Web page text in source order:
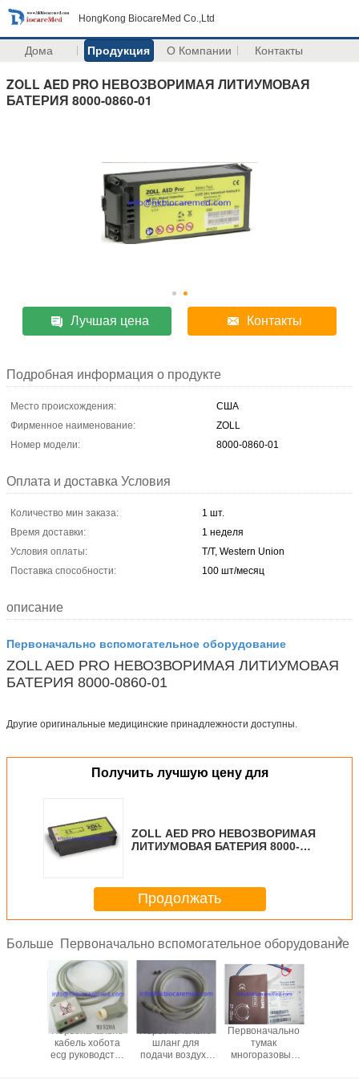
HongKong BiocareMed Co.,Ltd
Дома Продукция О Компании Контакты
ZOLL AED PRO НЕВОЗВОРИМАЯ ЛИТИУМОВАЯ
БАТЕРИЯ 8000-0860-01
Лучшая цена Контакты
Подробная информация о продукте
Место происхождения:
США
Фирменное наименование:
ZOLL
Номер модели:
8000-0860-01
Оплата и доставка Условия
Количество мин заказа:
1 шт.
Время доставки:
1 неделя
Условия оплаты:
T/T, Western Union
Поставка способности:
100 шт/месяц
описание
Первоначально вспомогательное оборудование
ZOLL AED PRO НЕВОЗВОРИМАЯ ЛИТИУМОВАЯ
БАТЕРИЯ 8000-0860-01
Другие оригинальные медицинские принадлежности доступны.
Получить лучшую цену для
ZOLL AED PRO НЕВОЗВОРИМАЯ
ЛИТИУМОВАЯ БАТЕРИЯ 8000-
Продолжать
Больше Первоначально вспомогательное оборудование
Первоначально
кабель хобота
ecg руководства
Первоначально
шланг для
подачи воздуха
Первоначально
тумак
многоразовый